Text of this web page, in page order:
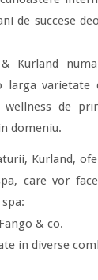
de succese
& Kurland
larga varietate
wellness de
domeniu.
Kurland,
care vor
& co.
in diverse